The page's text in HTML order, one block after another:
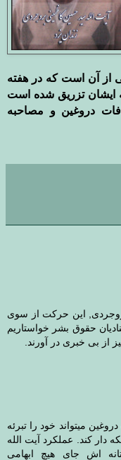
آن است که در هفته
ایشان تزریق شده است
دروغین و مصاحبه
این حرکت از سوی
حقوق بشر خواستاریم
از بی خبری در آورند.
میتواند خود را تبرئه
دار کند. عملکرد آیت الله
اش جای هیچ ابهامی